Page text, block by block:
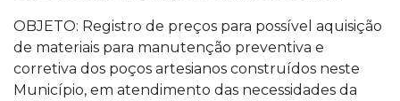
OBJETO: Registro de preços para possível aquisição
de materiais para manutenção preventiva e
corretiva dos poços artesianos construídos neste
Município, em atendimento das necessidades da